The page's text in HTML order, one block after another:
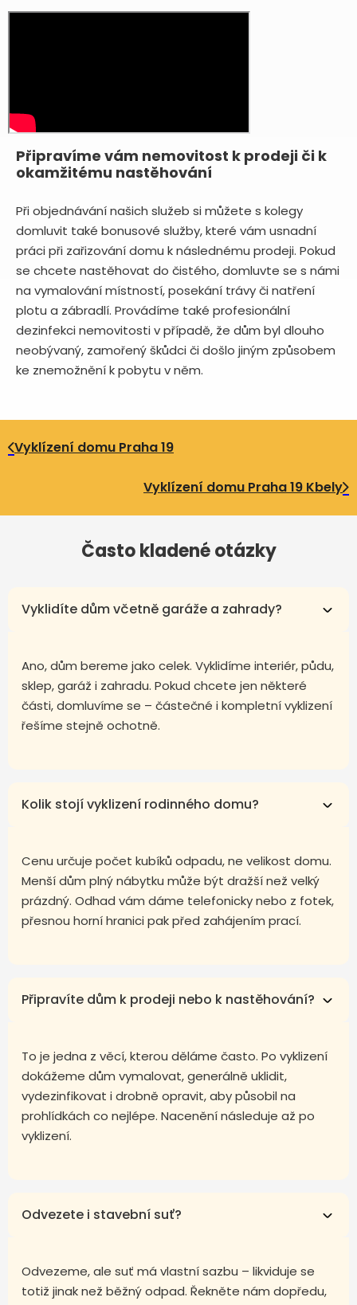
Připravíme vám nemovitost k prodeji či k
okamžitému nastěhování
Při objednávání našich služeb si můžete s kolegy
domluvit také bonusové služby, které vám usnadní
práci při zařizování domu k následnému prodeji. Pokud
se chcete nastěhovat do čistého, domluvte se s námi
na vymalování místností, posekání trávy či natření
plotu a zábradlí. Provádíme také profesionální
dezinfekci nemovitosti v případě, že dům byl dlouho
neobývaný, zamořený škůdci či došlo jiným způsobem
ke znemožnění k pobytu v něm.
Vyklízení domu Praha 19
Vyklízení domu Praha 19 Kbely
Často kladené otázky
Vyklidíte dům včetně garáže a zahrady?
Ano, dům bereme jako celek. Vyklidíme interiér, půdu,
sklep, garáž i zahradu. Pokud chcete jen některé
části, domluvíme se – částečné i kompletní vyklizení
řešíme stejně ochotně.
Kolik stojí vyklizení rodinného domu?
Cenu určuje počet kubíků odpadu, ne velikost domu.
Menší dům plný nábytku může být dražší než velký
prázdný. Odhad vám dáme telefonicky nebo z fotek,
přesnou horní hranici pak před zahájením prací.
Připravíte dům k prodeji nebo k nastěhování?
To je jedna z věcí, kterou děláme často. Po vyklizení
dokážeme dům vymalovat, generálně uklidit,
vydezinfikovat i drobně opravit, aby působil na
prohlídkách co nejlépe. Nacenění následuje až po
vyklizení.
Odvezete i stavební suť?
Odvezeme, ale suť má vlastní sazbu – likviduje se
totiž jinak než běžný odpad. Řekněte nám dopředu,